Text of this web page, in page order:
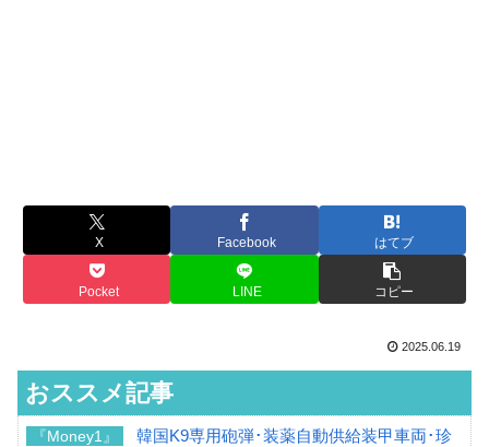
X Facebook はてブ
Pocket LINE コピー
2025.06.19
おススメ記事
『Money1』
韓国K9専用砲弾･装薬自動供給装甲車両･珍